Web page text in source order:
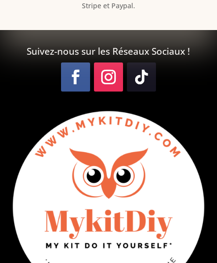
Stripe et Paypal.
Suivez-nous sur les Réseaux Sociaux !